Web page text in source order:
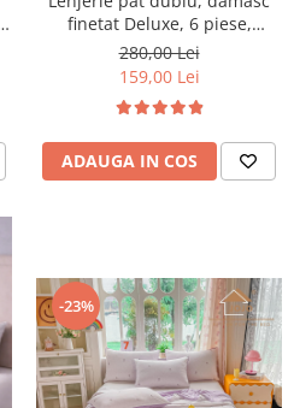
finetat Deluxe, 6 piese,
cearceaf pat cu elastic,
Sampanie
280,00 Lei
159,00 Lei
ADAUGA IN COS
-23%